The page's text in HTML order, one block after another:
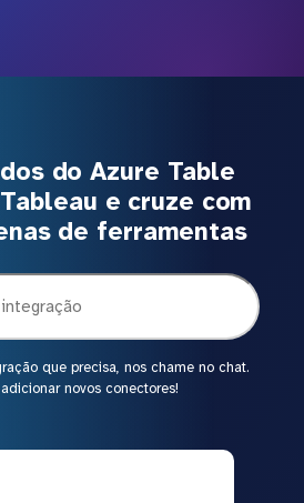
do Azure Table
e cruze com
de ferramentas
que precisa, nos chame no chat.
novos conectores!